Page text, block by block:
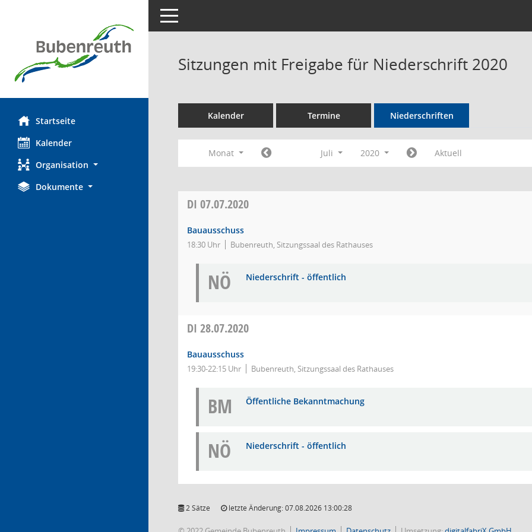
Startseite
Kalender
Organisation
Dokumente
Toggle navigation
Sitzungen mit Freigabe für Niederschrift 2020
Kalender Termine Niederschriften
Monat Juli 2020 Aktuell
DI 07.07.2020
Bauausschuss
18:30 Uhr Bubenreuth, Sitzungssaal des Rathauses
NÖ Niederschrift - öffentlich
DI 28.07.2020
Bauausschuss
19:30-22:15 Uhr Bubenreuth, Sitzungssaal des Rathauses
BM Öffentliche Bekanntmachung
NÖ Niederschrift - öffentlich
2 Sätze letzte Änderung: 07.08.2026 13:00:28